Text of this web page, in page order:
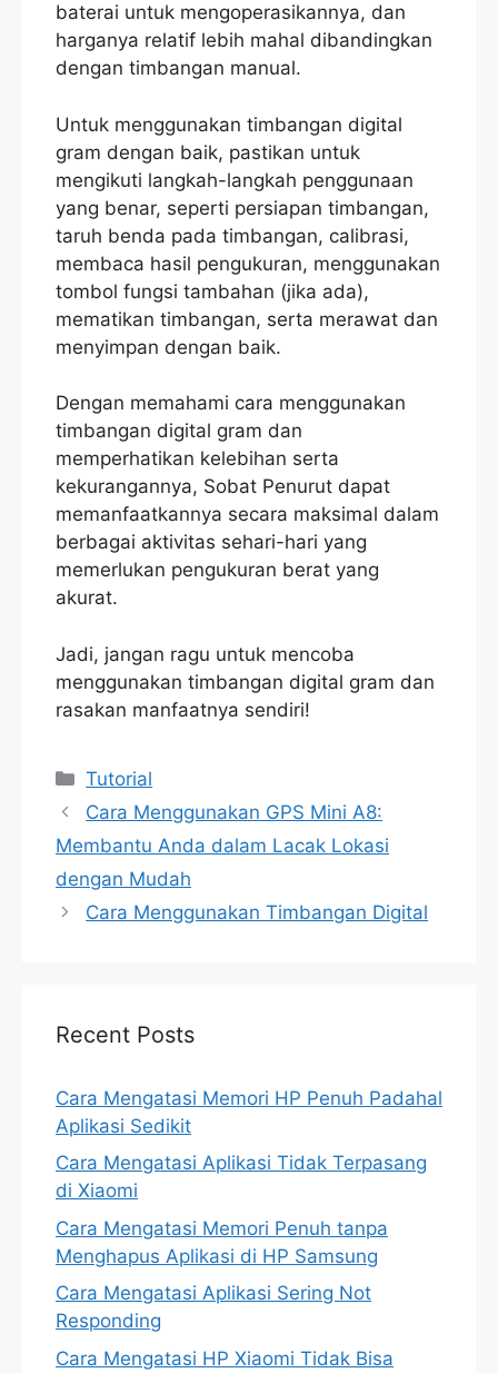
baterai untuk mengoperasikannya, dan
harganya relatif lebih mahal dibandingkan
dengan timbangan manual.
Untuk menggunakan timbangan digital
gram dengan baik, pastikan untuk
mengikuti langkah-langkah penggunaan
yang benar, seperti persiapan timbangan,
taruh benda pada timbangan, calibrasi,
membaca hasil pengukuran, menggunakan
tombol fungsi tambahan (jika ada),
mematikan timbangan, serta merawat dan
menyimpan dengan baik.
Dengan memahami cara menggunakan
timbangan digital gram dan
memperhatikan kelebihan serta
kekurangannya, Sobat Penurut dapat
memanfaatkannya secara maksimal dalam
berbagai aktivitas sehari-hari yang
memerlukan pengukuran berat yang
akurat.
Jadi, jangan ragu untuk mencoba
menggunakan timbangan digital gram dan
rasakan manfaatnya sendiri!
Categories
Tutorial
Cara Menggunakan GPS Mini A8:
Membantu Anda dalam Lacak Lokasi
dengan Mudah
Cara Menggunakan Timbangan Digital
Recent Posts
Cara Mengatasi Memori HP Penuh Padahal
Aplikasi Sedikit
Cara Mengatasi Aplikasi Tidak Terpasang
di Xiaomi
Cara Mengatasi Memori Penuh tanpa
Menghapus Aplikasi di HP Samsung
Cara Mengatasi Aplikasi Sering Not
Responding
Cara Mengatasi HP Xiaomi Tidak Bisa